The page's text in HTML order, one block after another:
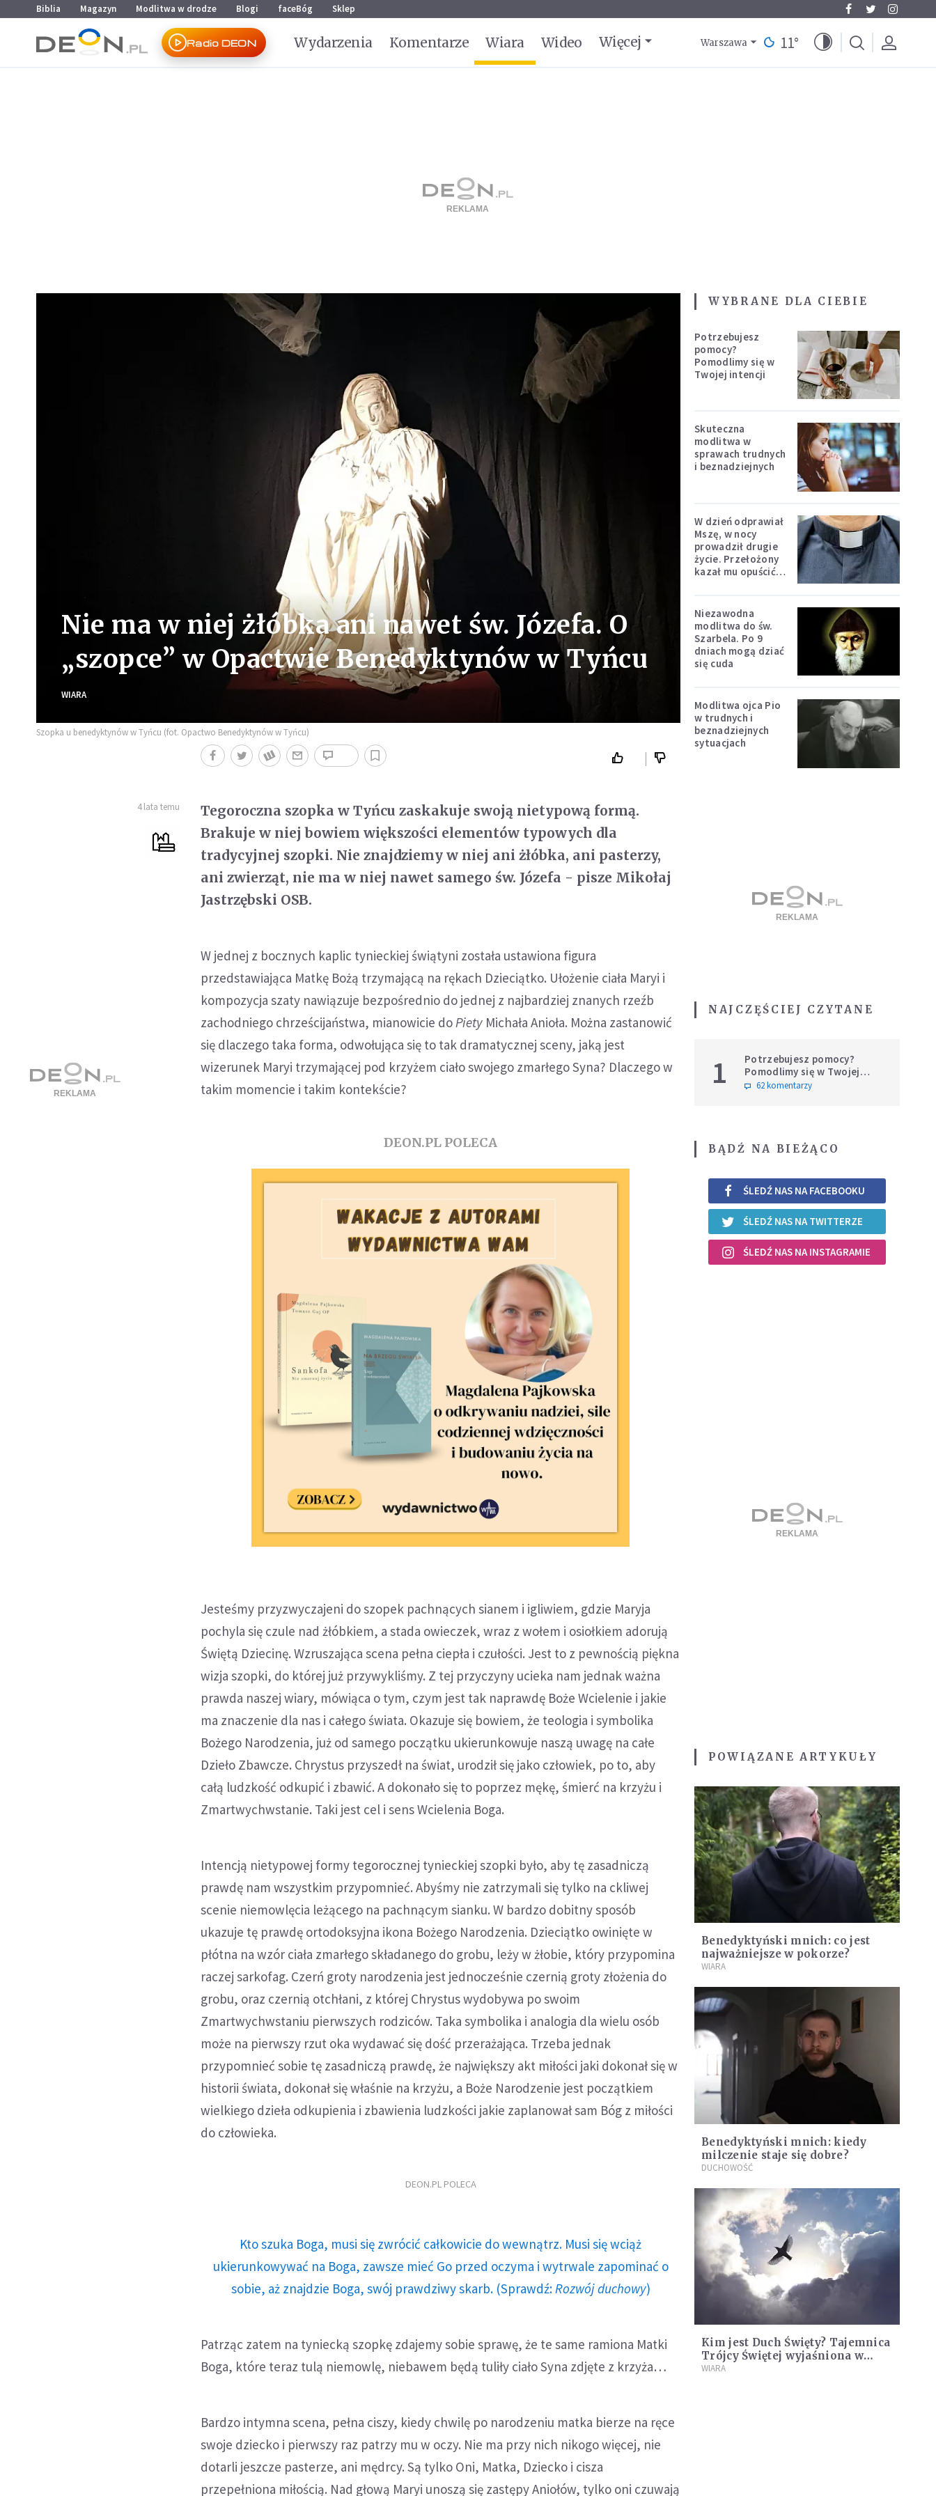
Przejdź do menu głównego
Przejdź do treści
Biblia Magazyn Modlitwa w drodze Blogi faceBóg Sklep
Radio DEON Wydarzenia Komentarze Wiara Wideo Więcej Warszawa 11°
Nie ma w niej żłóbka ani nawet św. Józefa. O
„szopce” w Opactwie Benedyktynów w Tyńcu
WIARA
Szopka u benedyktynów w Tyńcu (fot. Opactwo Benedyktynów w Tyńcu)
4 lata temu
Tegoroczna szopka w Tyńcu zaskakuje swoją nietypową formą.
Brakuje w niej bowiem większości elementów typowych dla
tradycyjnej szopki. Nie znajdziemy w niej ani żłóbka, ani pasterzy,
ani zwierząt, nie ma w niej nawet samego św. Józefa - pisze Mikołaj
Jastrzębski OSB.
W jednej z bocznych kaplic tynieckiej świątyni została ustawiona figura
przedstawiająca Matkę Bożą trzymającą na rękach Dzieciątko. Ułożenie ciała Maryi i
kompozycja szaty nawiązuje bezpośrednio do jednej z najbardziej znanych rzeźb
zachodniego chrześcijaństwa, mianowicie do Piety Michała Anioła. Można zastanowić
się dlaczego taka forma, odwołująca się to tak dramatycznej sceny, jaką jest
wizerunek Maryi trzymającej pod krzyżem ciało swojego zmarłego Syna? Dlaczego w
takim momencie i takim kontekście?
DEON.PL POLECA
Jesteśmy przyzwyczajeni do szopek pachnących sianem i igliwiem, gdzie Maryja
pochyla się czule nad żłóbkiem, a stada owieczek, wraz z wołem i osiołkiem adorują
Świętą Dziecinę. Wzruszająca scena pełna ciepła i czułości. Jest to z pewnością piękna
wizja szopki, do której już przywykliśmy. Z tej przyczyny ucieka nam jednak ważna
prawda naszej wiary, mówiąca o tym, czym jest tak naprawdę Boże Wcielenie i jakie
ma znaczenie dla nas i całego świata. Okazuje się bowiem, że teologia i symbolika
Bożego Narodzenia, już od samego początku ukierunkowuje naszą uwagę na całe
Dzieło Zbawcze. Chrystus przyszedł na świat, urodził się jako człowiek, po to, aby
całą ludzkość odkupić i zbawić. A dokonało się to poprzez mękę, śmierć na krzyżu i
Zmartwychwstanie. Taki jest cel i sens Wcielenia Boga.
Intencją nietypowej formy tegorocznej tynieckiej szopki było, aby tę zasadniczą
prawdę nam wszystkim przypomnieć. Abyśmy nie zatrzymali się tylko na ckliwej
scenie niemowlęcia leżącego na pachnącym sianku. W bardzo dobitny sposób
ukazuje tę prawdę ortodoksyjna ikona Bożego Narodzenia. Dzieciątko owinięte w
płótna na wzór ciała zmarłego składanego do grobu, leży w żłobie, który przypomina
raczej sarkofag. Czerń groty narodzenia jest jednocześnie czernią groty złożenia do
grobu, oraz czernią otchłani, z której Chrystus wydobywa po swoim
Zmartwychwstaniu pierwszych rodziców. Taka symbolika i analogia dla wielu osób
może na pierwszy rzut oka wydawać się dość przerażająca. Trzeba jednak
przypomnieć sobie tę zasadniczą prawdę, że największy akt miłości jaki dokonał się w
historii świata, dokonał się właśnie na krzyżu, a Boże Narodzenie jest początkiem
wielkiego dzieła odkupienia i zbawienia ludzkości jakie zaplanował sam Bóg z miłości
do człowieka.
DEON.PL POLECA
Kto szuka Boga, musi się zwrócić całkowicie do wewnątrz. Musi się wciąż
ukierunkowywać na Boga, zawsze mieć Go przed oczyma i wytrwale zapominać o
sobie, aż znajdzie Boga, swój prawdziwy skarb. (Sprawdź: Rozwój duchowy)
Patrząc zatem na tyniecką szopkę zdajemy sobie sprawę, że te same ramiona Matki
Boga, które teraz tulą niemowlę, niebawem będą tuliły ciało Syna zdjęte z krzyża…
Bardzo intymna scena, pełna ciszy, kiedy chwilę po narodzeniu matka bierze na ręce
swoje dziecko i pierwszy raz patrzy mu w oczy. Nie ma przy nich nikogo więcej, nie
dotarli jeszcze pasterze, ani mędrcy. Są tylko Oni, Matka, Dziecko i cisza
przepełniona miłością. Nad głową Maryi unoszą się zastępy Aniołów, tylko oni czuwają
WYBRANE DLA CIEBIE
Potrzebujesz
pomocy?
Pomodlimy się w
Twojej intencji
Skuteczna
modlitwa w
sprawach trudnych
i beznadziejnych
W dzień odprawiał
Mszę, w nocy
prowadził drugie
życie. Przełożony
kazał mu opuścić
Niezawodna
modlitwa do św.
Szarbela. Po 9
dniach mogą dziać
się cuda
Modlitwa ojca Pio
w trudnych i
beznadziejnych
sytuacjach
NAJCZĘŚCIEJ CZYTANE
1
Potrzebujesz pomocy?
Pomodlimy się w Twojej
intencji
62 komentarzy
BĄDŹ NA BIEŻĄCO
ŚLEDŹ NAS NA FACEBOOKU
ŚLEDŹ NAS NA TWITTERZE
ŚLEDŹ NAS NA INSTAGRAMIE
POWIĄZANE ARTYKUŁY
Benedyktyński mnich: co jest
najważniejsze w pokorze?
WIARA
Benedyktyński mnich: kiedy
milczenie staje się dobre?
DUCHOWOŚĆ
Kim jest Duch Święty? Tajemnica
Trójcy Świętej wyjaśniona w
prosty sposób
WIARA